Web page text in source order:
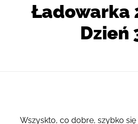
Ładowarka
Dzień
Wszyskto, co dobre, szybko się